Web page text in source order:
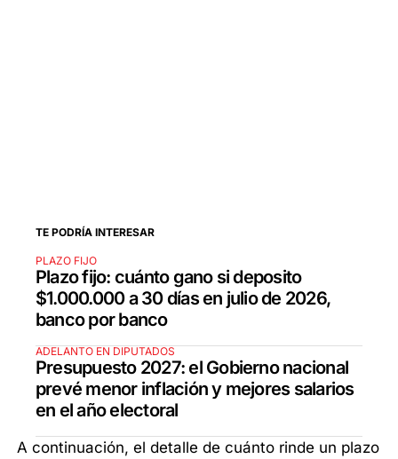
TE PODRÍA INTERESAR
PLAZO FIJO
Plazo fijo: cuánto gano si deposito
$1.000.000 a 30 días en julio de 2026,
banco por banco
ADELANTO EN DIPUTADOS
Presupuesto 2027: el Gobierno nacional
prevé menor inflación y mejores salarios
en el año electoral
A continuación, el detalle de cuánto rinde un plazo